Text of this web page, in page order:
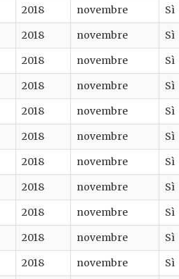
2018 novembre Sì
2018 novembre Sì
2018 novembre Sì
2018 novembre Sì
2018 novembre Sì
2018 novembre Sì
2018 novembre Sì
2018 novembre Sì
2018 novembre Sì
2018 novembre Sì
2018 novembre Sì